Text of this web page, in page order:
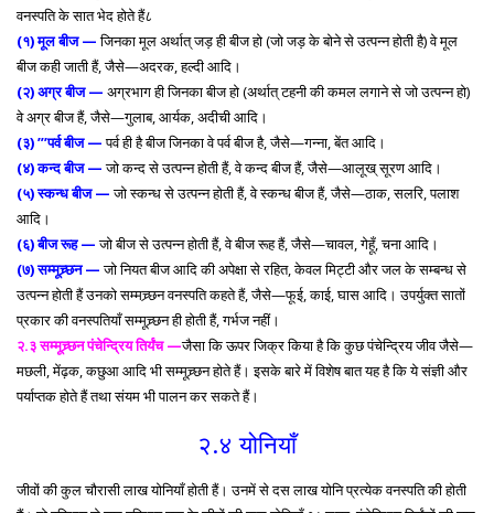
वनस्पति के सात भेद होते हैं८
(१) मूल बीज —जिनका मूल अर्थात् जड़ ही बीज हो (जो जड़ के बोने से उत्पन्न होती है) वे मूल
बीज कही जाती हैं, जैसे—अदरक, हल्दी आदि।
(२) अग्र बीज — अग्रभाग ही जिनका बीज हो (अर्थात् टहनी की कमल लगाने से जो उत्पन्न हो)
वे अग्र बीज हैं, जैसे—गुलाब, आर्यक, अदीची आदि।
(३) ”’पर्व बीज —पर्व ही है बीज जिनका वे पर्व बीज है, जैसे—गन्ना, बेंत आदि।
(४) कन्द बीज — जो कन्द से उत्पन्न होती हैं, वे कन्द बीज हैं, जैसे—आलूख् सूरण आदि।
(५) स्कन्ध बीज —जो स्कन्ध से उत्पन्न होती हैं, वे स्कन्ध बीज हैं, जैसे—ठाक, सलरि, पलाश
आदि।
(६) बीज रूह —जो बीज से उत्पन्न होती हैं, वे बीज रूह हैं, जैसे—चावल, गेहूँ, चना आदि।
(७) सम्मूच्र्छन — जो नियत बीज आदि की अपेक्षा से रहित, केवल मिट्टी और जल के सम्बन्ध से
उत्पन्न होती हैं उनको सम्मच्र्छन वनस्पति कहते हैं, जैसे—फूई, काई, घास आदि। उपर्युक्त सातों
प्रकार की वनस्पतियाँ सम्मूच्र्छन ही होती हैं, गर्भज नहीं।
२.३ सम्मूच्र्छन पंचेन्द्रिय तिर्यंच—जैसा कि ऊपर जिक्र किया है कि कुछ पंचेन्द्रिय जीव जैसे—
मछली, मेंढ़क, कछुआ आदि भी सम्मूच्र्छन होते हैं। इसके बारे में विशेष बात यह है कि ये संज्ञी और
पर्याप्तक होते हैं तथा संयम भी पालन कर सकते हैं।
२.४ योनियाँ
जीवों की कुल चौरासी लाख योनियाँ होती हैं। उनमें से दस लाख योनि प्रत्येक वनस्पति की होती